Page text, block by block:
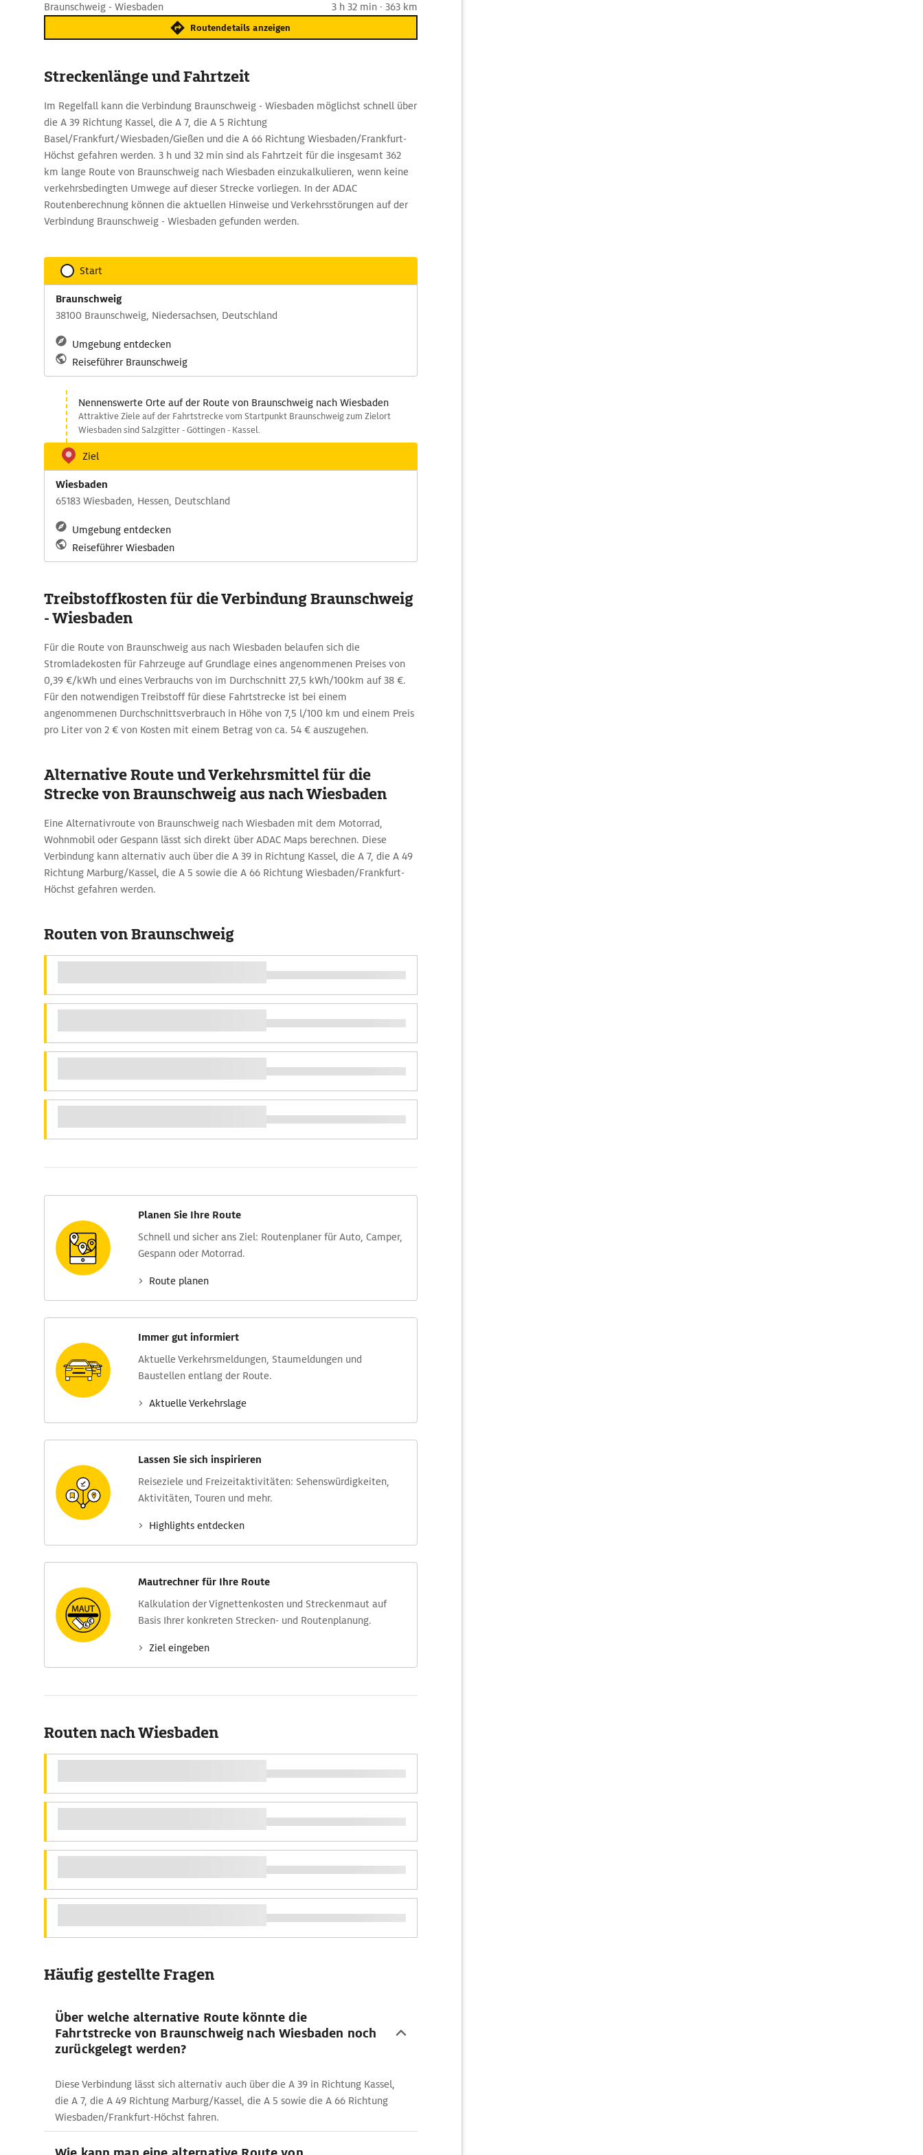
Braunschweig - Wiesbaden 3 h 32 min · 363 km
Routendetails anzeigen
Streckenlänge und Fahrtzeit
Im Regelfall kann die Verbindung Braunschweig - Wiesbaden möglichst schnell über
die A 39 Richtung Kassel, die A 7, die A 5 Richtung
Basel/Frankfurt/Wiesbaden/Gießen und die A 66 Richtung Wiesbaden/Frankfurt-
Höchst gefahren werden. 3 h und 32 min sind als Fahrtzeit für die insgesamt 362
km lange Route von Braunschweig nach Wiesbaden einzukalkulieren, wenn keine
verkehrsbedingten Umwege auf dieser Strecke vorliegen. In der ADAC
Routenberechnung können die aktuellen Hinweise und Verkehrsstörungen auf der
Verbindung Braunschweig - Wiesbaden gefunden werden.
Start
Braunschweig
38100 Braunschweig, Niedersachsen, Deutschland
Umgebung entdecken
Reiseführer Braunschweig
Nennenswerte Orte auf der Route von Braunschweig nach Wiesbaden
Attraktive Ziele auf der Fahrtstrecke vom Startpunkt Braunschweig zum Zielort
Wiesbaden sind Salzgitter - Göttingen - Kassel.
Ziel
Wiesbaden
65183 Wiesbaden, Hessen, Deutschland
Umgebung entdecken
Reiseführer Wiesbaden
Treibstoffkosten für die Verbindung Braunschweig
- Wiesbaden
Für die Route von Braunschweig aus nach Wiesbaden belaufen sich die
Stromladekosten für Fahrzeuge auf Grundlage eines angenommenen Preises von
0,39 €/kWh und eines Verbrauchs von im Durchschnitt 27,5 kWh/100km auf 38 €.
Für den notwendigen Treibstoff für diese Fahrtstrecke ist bei einem
angenommenen Durchschnittsverbrauch in Höhe von 7,5 l/100 km und einem Preis
pro Liter von 2 € von Kosten mit einem Betrag von ca. 54 € auszugehen.
Alternative Route und Verkehrsmittel für die
Strecke von Braunschweig aus nach Wiesbaden
Eine Alternativroute von Braunschweig nach Wiesbaden mit dem Motorrad,
Wohnmobil oder Gespann lässt sich direkt über ADAC Maps berechnen. Diese
Verbindung kann alternativ auch über die A 39 in Richtung Kassel, die A 7, die A 49
Richtung Marburg/Kassel, die A 5 sowie die A 66 Richtung Wiesbaden/Frankfurt-
Höchst gefahren werden.
Routen von Braunschweig
Planen Sie Ihre Route
Schnell und sicher ans Ziel: Routen­planer für Auto, Camper,
Gespann oder Motorrad.
Route planen
Immer gut informiert
Aktuelle Verkehrs­meldungen, Stau­meldungen und
Baustellen entlang der Route.
Aktuelle Verkehrs­lage
Lassen Sie sich inspirieren
Reise­ziele und Freizeit­aktivitäten: Sehens­würdig­keiten,
Aktivitäten, Touren und mehr.
Highlights entdecken
Mautrechner für Ihre Route
Kalkulation der Vignettenkosten und Streckenmaut auf
Basis Ihrer konkreten Strecken- und Routenplanung.
Ziel eingeben
Routen nach Wiesbaden
Häufig gestellte Fragen
Über welche alternative Route könnte die
Fahrtstrecke von Braunschweig nach Wiesbaden noch
zurückgelegt werden?
Diese Verbindung lässt sich alternativ auch über die A 39 in Richtung Kassel,
die A 7, die A 49 Richtung Marburg/Kassel, die A 5 sowie die A 66 Richtung
Wiesbaden/Frankfurt-Höchst fahren.